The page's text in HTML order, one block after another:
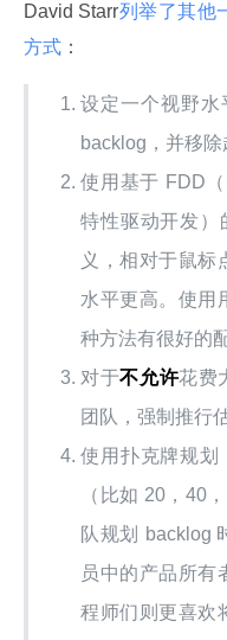
David Starr列举了其他
方式 ：
设定一个视野水
backlog，并移除
使用基于 FDD（
特性驱动开发）
义，相对于鼠标
水平更高。使用
种方法有很好的
对于不允许花费
团队，强制推行
使用扑克牌规划
（比如 20，40
队规划 backlog
员中的产品所有
程师们则更喜欢